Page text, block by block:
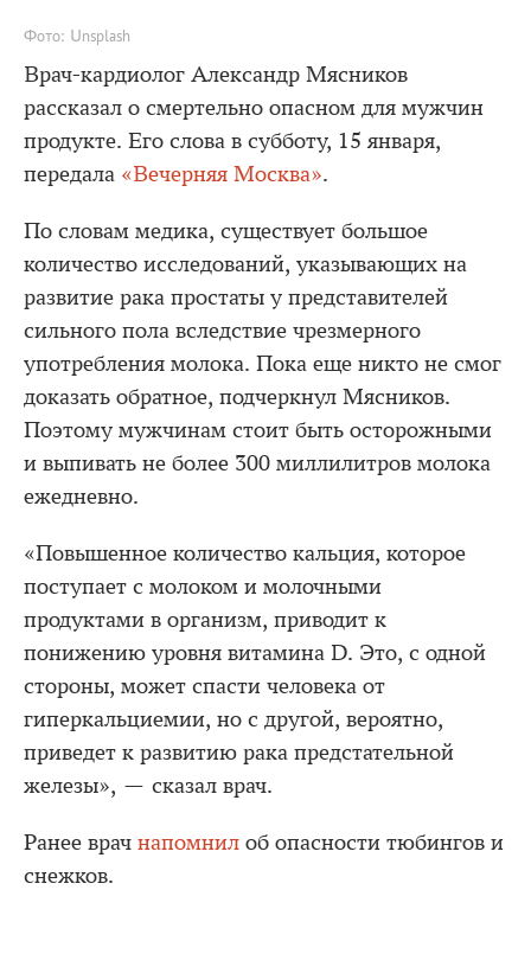
Фото: Unsplash
Врач-кардиолог Александр Мясников
рассказал о смертельно опасном для мужчин
продукте. Его слова в субботу, 15 января,
передала «Вечерняя Москва».
По словам медика, существует большое
количество исследований, указывающих на
развитие рака простаты у представителей
сильного пола вследствие чрезмерного
употребления молока. Пока еще никто не смог
доказать обратное, подчеркнул Мясников.
Поэтому мужчинам стоит быть осторожными
и выпивать не более 300 миллилитров молока
ежедневно.
«Повышенное количество кальция, которое
поступает с молоком и молочными
продуктами в организм, приводит к
понижению уровня витамина D. Это, с одной
стороны, может спасти человека от
гиперкальциемии, но с другой, вероятно,
приведет к развитию рака предстательной
железы», — сказал врач.
Ранее врач напомнил об опасности тюбингов и
снежков.